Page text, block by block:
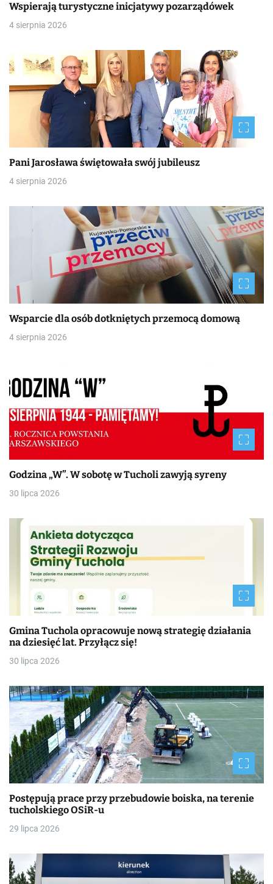
Wspierają turystyczne inicjatywy pozarządówek
4 sierpnia 2026
Pani Jarosława świętowała swój jubileusz
4 sierpnia 2026
Wsparcie dla osób dotkniętych przemocą domową
4 sierpnia 2026
Godzina „W”. W sobotę w Tucholi zawyją syreny
30 lipca 2026
Gmina Tuchola opracowuje nową strategię działania
na dziesięć lat. Przyłącz się!
30 lipca 2026
Postępują prace przy przebudowie boiska, na terenie
tucholskiego OSiR-u
29 lipca 2026